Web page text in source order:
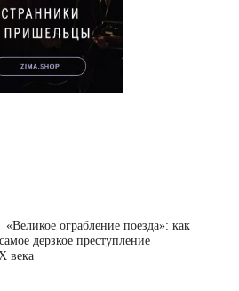
«Великое ограбление поезда»: как
дерзкое преступление
века